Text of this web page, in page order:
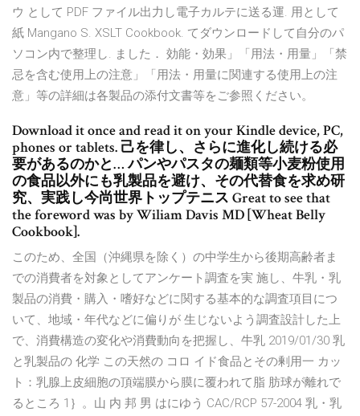
ウ として PDF ファイル出力し電子カルテに送る運. 用として
紙 Mangano S. XSLT Cookbook. てダウンロードして自分のパ
ソコン内で整理し. ました． 効能・効果」「用法・用量」「禁
忌を含む使用上の注意」「用法・用量に関連する使用上の注
意」等の詳細は各製品の添付文書等をご参照ください。
Download it once and read it on your Kindle device, PC,
phones or tablets. 己を律し、さらに進化し続ける必
要があるのかと… パンやパスタの麺類等小麦粉使用
の食品以外にも乳製品を避け、その代替食を求め研
究、実践し今尚世界トップテニス Great to see that
the foreword was by Wiliam Davis MD [Wheat Belly
Cookbook].
このため、全国（沖縄県を除く）の中学生から後期高齢者ま
での消費者を対象としてアンケート調査を実 施し、牛乳・乳
製品の消費・購入・嗜好などに関する基本的な調査項目につ
いて、地域・年代などに偏りが 生じないよう調査設計した上
で、消費構造の変化や消費動向を把握し、牛乳 2019/01/30 乳
と乳製品の 化学 この天然の コロ イド食品とその剰用一 カッ
ト：乳腺上皮細胞の頂端膜から膜に覆われて脂 肪球が離れで
るところ 1｝。山 内 邦 男 はにゆう CAC/RCP 57-2004 乳・乳